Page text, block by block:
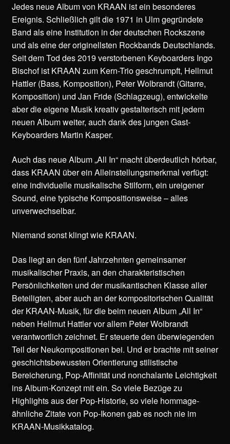
Jedes neue Album von KRAAN ist ein besonderes
Ereignis. Schließlich gilt die 1971 in Ulm gegründete
Band als eine Institution in der deutschen Rockszene
und als eine der originellsten Rockbands Deutschlands.
Seit dem Tod des 2019 verstorbenen Keyboarders Ingo
Bischof ist KRAAN zum Kern-Trio geschrumpft, Hellmut
Hattler (Bass, Komposition), Peter Wolbrandt (Gitarre,
Komposition) und Jan Fride (Schlagzeug), entwickelte
aber die eigene Musik kreativ gestalterisch mit jedem
neuen Album weiter, auch dank des jungen Gast-
Keyboarders Martin Kasper.
Auch das neue Album „All In“ macht überdeutlich hörbar,
dass KRAAN über ein Alleinstellungsmerkmal verfügt:
eine individuelle musikalische Stilform, ein ureigener
Sound, eine typische Kompositionsweise – alles
unverwechselbar.
Niemand sonst klingt wie KRAAN.
Das liegt an den fünf Jahrzehnten gemeinsamer
musikalischer Praxis, an den charakteristischen
Persönlichkeiten und der musikantischen Klasse aller
Beteiligten, aber auch an der kompositorischen Qualität
der KRAAN-Musik, für die beim neuen Album „All In“
neben Hellmut Hattler vor allem Peter Wolbrandt
verantwortlich zeichnet. Er steuerte den überwiegenden
Teil der Neukompositionen bei. Und er brachte mit seiner
geschichtsbewussten Orientierung stilistische
Bereicherung, Pop-Affinität und nonchalante Leichtigkeit
ins Album-Konzept mit ein. So viele Bezüge zu
Highlights aus der Pop-Historie, so viele hommage-
ähnliche Zitate von Pop-Ikonen gab es noch nie im
KRAAN-Musikkatalog.